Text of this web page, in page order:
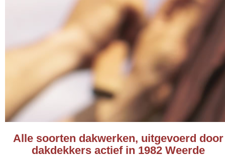
Alle soorten dakwerken, uitgevoerd door
dakdekkers actief in 1982 Weerde